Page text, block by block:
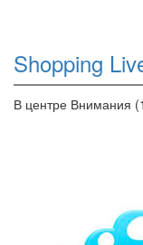
Shopping
В центре Внимания